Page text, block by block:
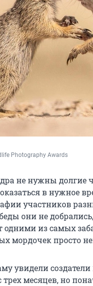
Photography Awards
не нужны долгие
в нужное
участников
они не
из самых
мордочек просто
увидели создатели
месяцев, но